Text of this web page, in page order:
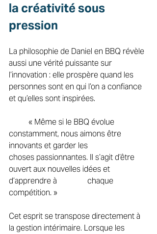
la créativité sous
pression
La philosophie de Daniel en BBQ révèle
aussi une vérité puissante sur
l’innovation : elle prospère quand les
personnes sont en qui l’on a confiance
et qu’elles sont inspirées.
constamment, nous aimons être
innovants et garder les
choses passionnantes. Il s’agit d’être
ouvert aux nouvelles idées et
d’apprendre à 		chaque
compétition. »
Cet esprit se transpose directement à
la gestion intérimaire. Lorsque les